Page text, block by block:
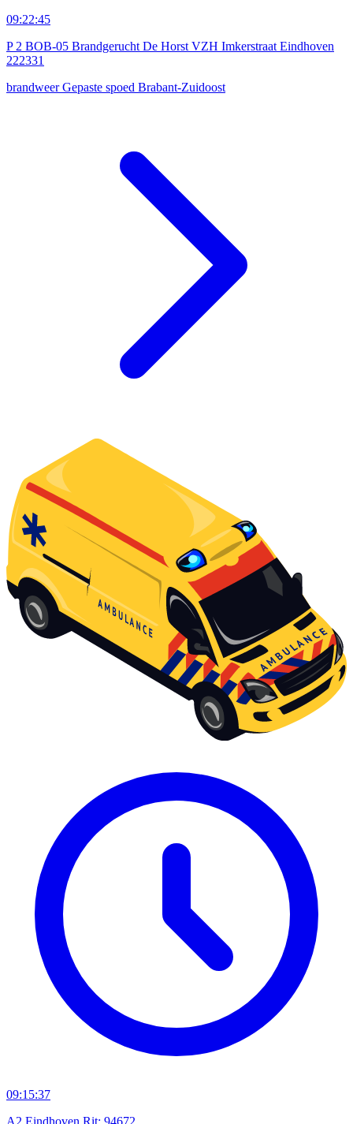
09:22:45
P 2 BOB-05 Brandgerucht De Horst VZH Imkerstraat Eindhoven
222331
brandweerGepaste spoed Brabant-Zuidoost
09:15:37
A2 Eindhoven Rit: 94672